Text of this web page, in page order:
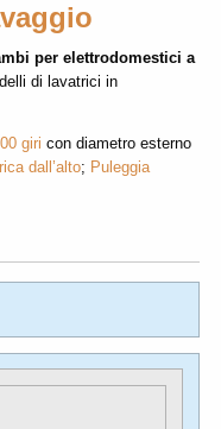
per elettrodomestici a
di lavatrici in
giri con diametro esterno
dall’alto; Puleggia